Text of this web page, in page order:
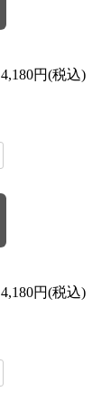
4,180円(税込)
4,180円(税込)